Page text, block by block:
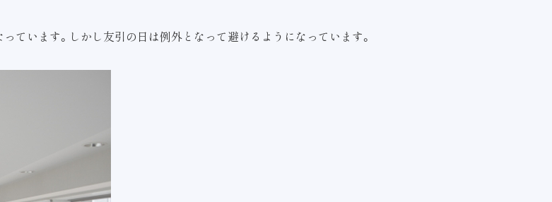
ています。しかし友引の日は例外となって避けるようになっています。